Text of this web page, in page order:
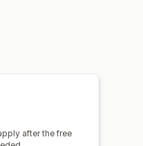
after the free